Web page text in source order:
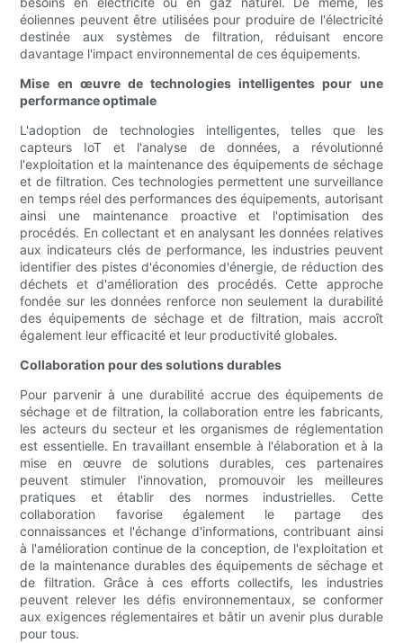
éoliennes peuvent être utilisées pour produire de l'électricité
destinée aux systèmes de filtration, réduisant encore
davantage l'impact environnemental de ces équipements.
Mise en œuvre de technologies intelligentes pour une
performance optimale
L'adoption de technologies intelligentes, telles que les
capteurs IoT et l'analyse de données, a révolutionné
l'exploitation et la maintenance des équipements de séchage
et de filtration. Ces technologies permettent une surveillance
en temps réel des performances des équipements, autorisant
ainsi une maintenance proactive et l'optimisation des
procédés. En collectant et en analysant les données relatives
aux indicateurs clés de performance, les industries peuvent
identifier des pistes d'économies d'énergie, de réduction des
déchets et d'amélioration des procédés. Cette approche
fondée sur les données renforce non seulement la durabilité
des équipements de séchage et de filtration, mais accroît
également leur efficacité et leur productivité globales.
Collaboration pour des solutions durables
Pour parvenir à une durabilité accrue des équipements de
séchage et de filtration, la collaboration entre les fabricants,
les acteurs du secteur et les organismes de réglementation
est essentielle. En travaillant ensemble à l'élaboration et à la
mise en œuvre de solutions durables, ces partenaires
peuvent stimuler l'innovation, promouvoir les meilleures
pratiques et établir des normes industrielles. Cette
collaboration favorise également le partage des
connaissances et l'échange d'informations, contribuant ainsi
à l'amélioration continue de la conception, de l'exploitation et
de la maintenance durables des équipements de séchage et
de filtration. Grâce à ces efforts collectifs, les industries
peuvent relever les défis environnementaux, se conformer
aux exigences réglementaires et bâtir un avenir plus durable
pour tous.